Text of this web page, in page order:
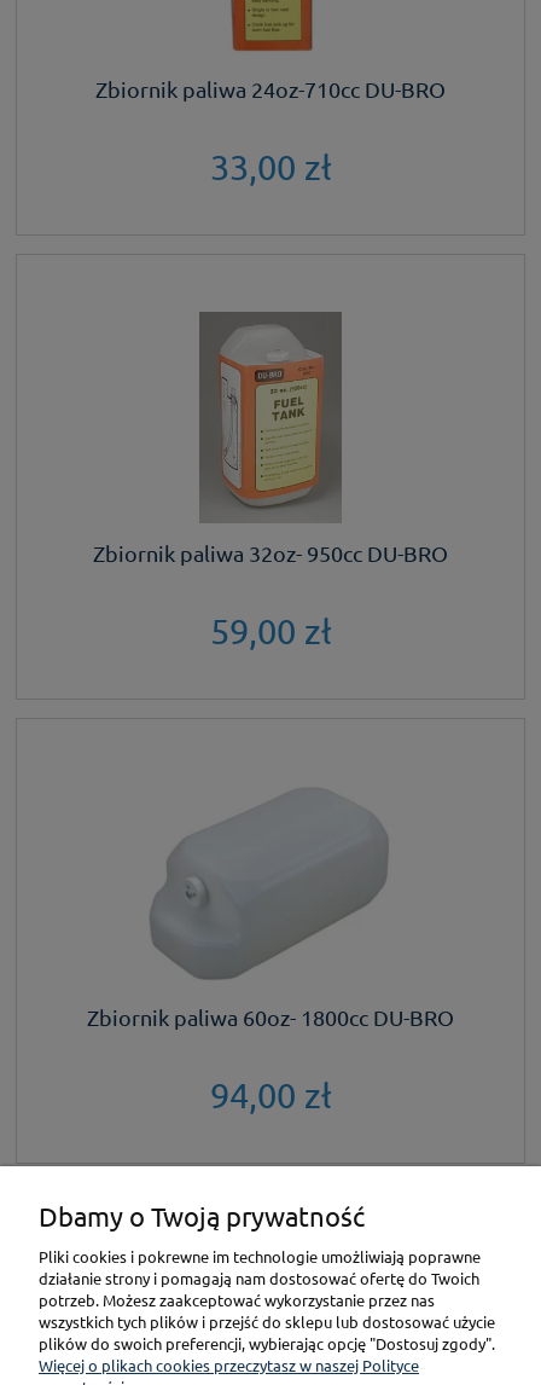
Zbiornik paliwa 24oz-710cc DU-BRO
33,00 zł
Zbiornik paliwa 32oz- 950cc DU-BRO
59,00 zł
Zbiornik paliwa 60oz- 1800cc DU-BRO
94,00 zł
KONTAKT
POMOC
PŁATNOŚCI I DOSTAWA
Dbamy o Twoją prywatność
Pliki cookies i pokrewne im technologie umożliwiają poprawne
działanie strony i pomagają nam dostosować ofertę do Twoich
potrzeb. Możesz zaakceptować wykorzystanie przez nas
wszystkich tych plików i przejść do sklepu lub dostosować użycie
plików do swoich preferencji, wybierając opcję "Dostosuj zgody".
Więcej o plikach cookies przeczytasz w naszej Polityce